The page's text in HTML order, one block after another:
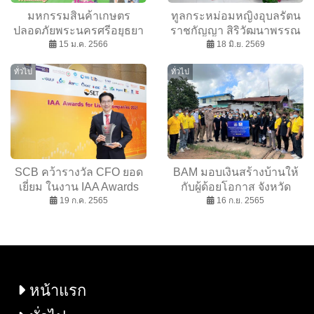
มหกรรมสินค้าเกษตร
ปลอดภัยพระนครศรีอยุธยา
๒๐-๒๙ มกราคม ๒๕๖๖ ณ
พระนครศรีอยุธยา
15 ม.ค. 2566
ทูลกระหม่อมหญิงอุบลรัตน
ราชกัญญา สิริวัฒนาพรรณ
วดี เสด็จติดตามการดำเนิน
NUMBER ONE ณ จังหวัด
สระบุรี
18 มิ.ย. 2569
ทั่วไป
SCB คว้ารางวัล CFO ยอด
เยี่ยม ในงาน IAA Awards
2021
19 ก.ค. 2565
ทั่วไป
BAM มอบเงินสร้างบ้านให้
กับผู้ด้อยโอกาส จังหวัด
ขอนแก่น ในโครงการ
16 ก.ย. 2565
หน้าแรก